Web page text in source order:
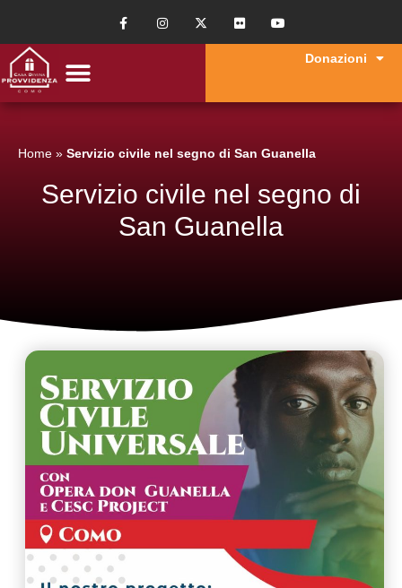
Donazioni
Home » Servizio civile nel segno di San Guanella
Servizio civile nel segno di
San Guanella